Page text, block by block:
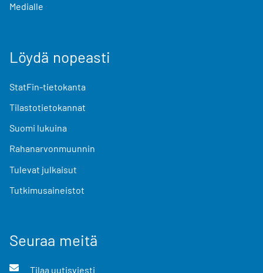
Medialle
Löydä nopeasti
StatFin-tietokanta
Tilastotietokannat
Suomi lukuina
Rahanarvonmuunnin
Tulevat julkaisut
Tutkimusaineistot
Seuraa meitä
Tilaa uutisviesti